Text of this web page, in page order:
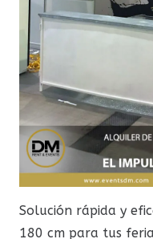
Solución rápida y
180 cm para tus